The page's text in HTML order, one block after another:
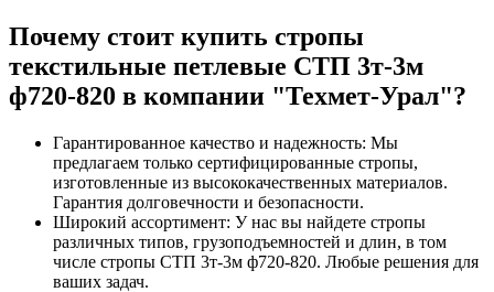
Почему стоит купить стропы
текстильные петлевые СТП 3т-3м
ф720-820 в компании "Техмет-Урал"?
Гарантированное качество и надежность: Мы
предлагаем только сертифицированные стропы,
изготовленные из высококачественных материалов.
Гарантия долговечности и безопасности.
Широкий ассортимент: У нас вы найдете стропы
различных типов, грузоподъемностей и длин, в том
числе стропы СТП 3т-3м ф720-820. Любые решения для
ваших задач.